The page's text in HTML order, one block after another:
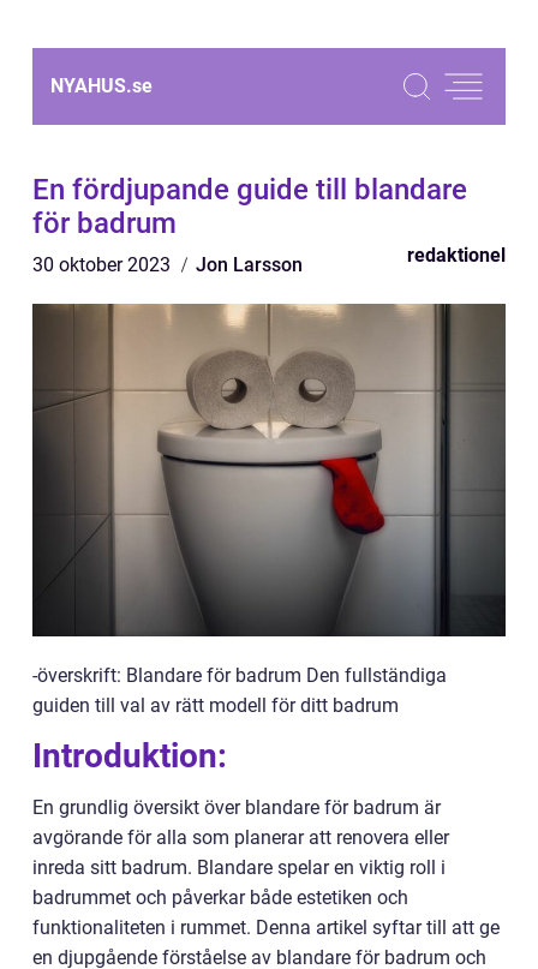
NYAHUS.se
En fördjupande guide till blandare
för badrum
30 oktober 2023 Jon Larsson redaktionel
-överskrift: Blandare för badrum Den fullständiga
guiden till val av rätt modell för ditt badrum
Introduktion:
En grundlig översikt över blandare för badrum är
avgörande för alla som planerar att renovera eller
inreda sitt badrum. Blandare spelar en viktig roll i
badrummet och påverkar både estetiken och
funktionaliteten i rummet. Denna artikel syftar till att ge
en djupgående förståelse av blandare för badrum och